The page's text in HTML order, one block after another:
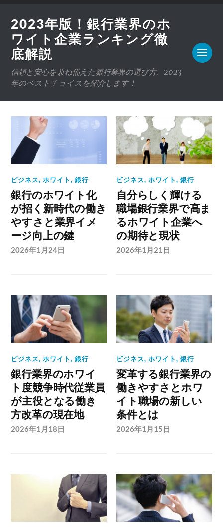
2023年版！銀行業界のホ
ワイト企業ランキング徹
底解説
信頼と安心を兼ね備えた銀行業界の選び方、2023
年のベストチョイスを紹介します！
ビジネス,ホワイト,銀行
銀行のホワイト化
が招く新時代の働き
やすさと業界イメ
ージ向上の鍵
2026年1月24日
ビジネス,ホワイト,銀行
自分らしく輝ける
職場銀行業界で高ま
るホワイト企業へ
の期待と現状
2026年1月21日
ビジネス,ホワイト,銀行
銀行業界のホワイ
ト度競争時代従業員
が主役となる働き
方改革の現在地
2026年1月18日
ビジネス,ホワイト,銀行
変革する銀行業界の
働きやすさとホワ
イト職場の新しい
条件とは
2026年1月15日